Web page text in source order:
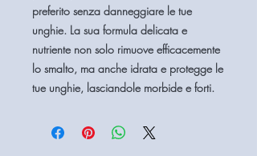
preferito senza danneggiare le tue
unghie. La sua formula delicata e
nutriente non solo rimuove efficacemente
lo smalto, ma anche idrata e protegge le
tue unghie, lasciandole morbide e forti.